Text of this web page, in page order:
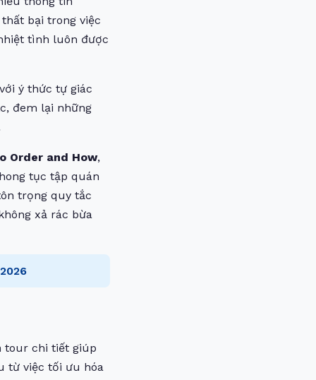
bại trong việc
tình luôn được
ý thức tự giác
đem lại những
Order and How,
tục tập quán
trọng quy tắc
xả rác bừa
tour chi tiết giúp
từ việc tối ưu hóa